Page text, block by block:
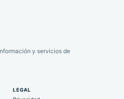
y servicios de
LEGAL